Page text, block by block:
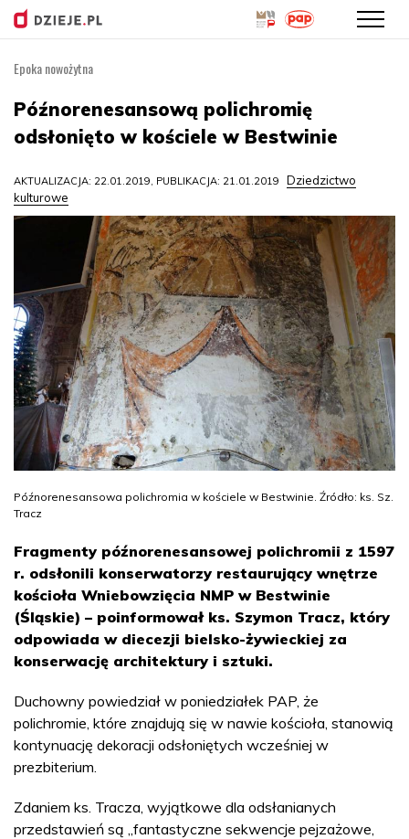
treści
Epoka nowożytna
Późnorenesansową polichromię
odsłonięto w kościele w Bestwinie
AKTUALIZACJA: 22.01.2019, PUBLIKACJA: 21.01.2019
Dziedzictwo
kulturowe
Późnorenesansowa polichromia w kościele w Bestwinie. Źródło: ks. Sz.
Tracz
Fragmenty późnorenesansowej polichromii z 1597
r. odsłonili konserwatorzy restaurujący wnętrze
kościoła Wniebowzięcia NMP w Bestwinie
(Śląskie) – poinformował ks. Szymon Tracz, który
odpowiada w diecezji bielsko-żywieckiej za
konserwację architektury i sztuki.
Duchowny powiedział w poniedziałek PAP, że
polichromie, które znajdują się w nawie kościoła, stanowią
kontynuację dekoracji odsłoniętych wcześniej w
prezbiterium.
Zdaniem ks. Tracza, wyjątkowe dla odsłanianych
przedstawień są „fantastyczne sekwencje pejzażowe,